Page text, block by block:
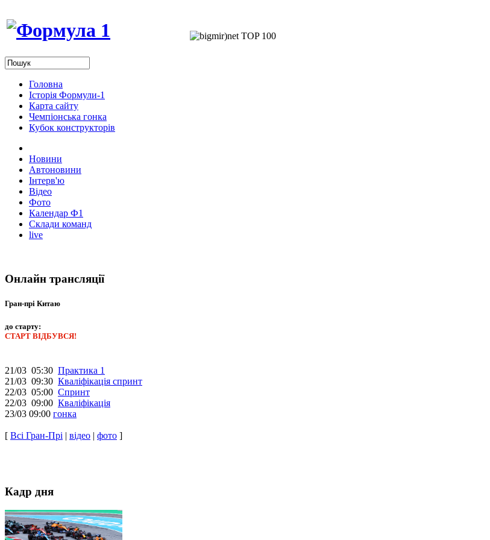
Головна
Історія Формули-1
Карта сайту
Чемпіонська гонка
Кубок конструкторів
Новини
Автоновини
Інтерв'ю
Відео
Фото
Календар Ф1
Склади команд
live
Онлайн трансляції
Гран-прі Китаю
до старту:
СТАРТ ВІДБУВСЯ!
21/03 05:30 Практика 1
21/03 09:30 Кваліфікація спринт
22/03 05:00 Спринт
22/03 09:00 Кваліфікація
23/03 09:00 гонка
[ Всі Гран-Прі | відео | фото ]
Кадр дня